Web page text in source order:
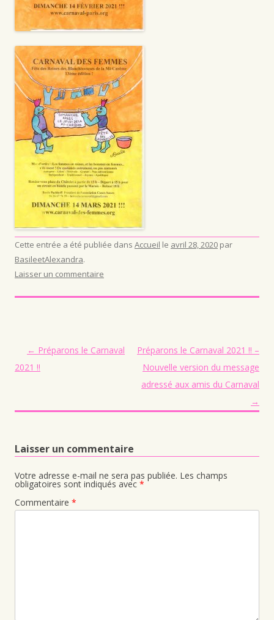
Cette entrée a été publiée dans Accueil le avril 28, 2020 par
BasileetAlexandra.
Laisser un commentaire
Navigation des articles
← Préparons le Carnaval
2021 !!
Préparons le Carnaval 2021 !! –
Nouvelle version du message
adressé aux amis du Carnaval
→
Laisser un commentaire
Votre adresse e-mail ne sera pas publiée. Les champs
obligatoires sont indiqués avec *
Commentaire *